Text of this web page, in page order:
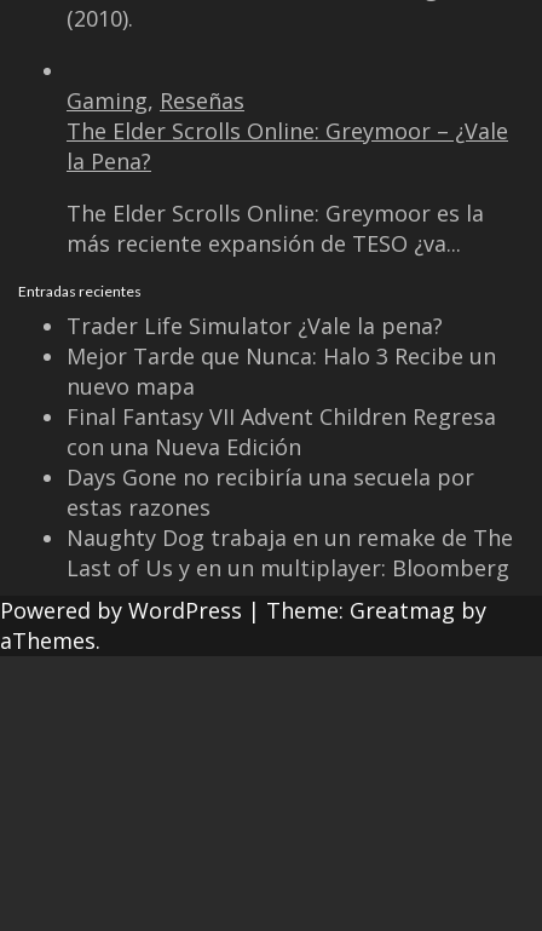
Entradas recientes
Trader Life Simulator ¿Vale la pena?
Mejor Tarde que Nunca: Halo 3 Recibe un
nuevo mapa
Final Fantasy VII Advent Children Regresa
con una Nueva Edición
Days Gone no recibiría una secuela por
estas razones
Naughty Dog trabaja en un remake de The
Last of Us y en un multiplayer: Bloomberg
Powered by WordPress | Theme: Greatmag by
aThemes.